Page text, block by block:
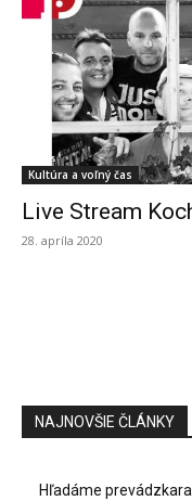
Kultúra a voľný čas
Live Stream
28. apríla 2020
NAJNOVŠIE ČLÁNKY
Hľadáme